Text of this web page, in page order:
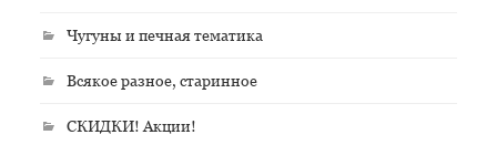
Чугуны и печная тематика
Всякое разное, старинное
СКИДКИ! Акции!